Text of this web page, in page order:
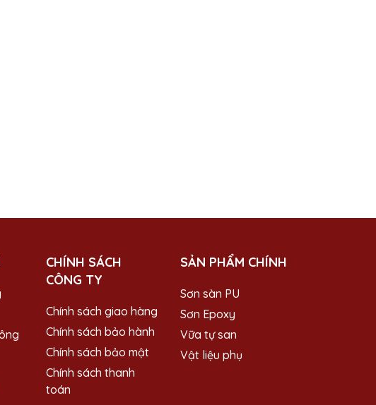
CHÍNH SÁCH
CÔNG TY
Chính sách giao hàng
Chính sách bảo hành
Chính sách bảo mật
Chính sách thanh
toán
SẢN PHẨM CHÍNH
Sơn sàn PU
Sơn Epoxy
Vữa tự san
Vật liệu phụ